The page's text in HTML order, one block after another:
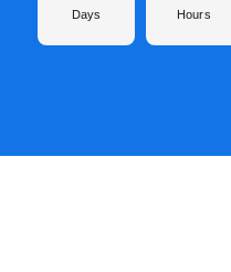
Days Hours